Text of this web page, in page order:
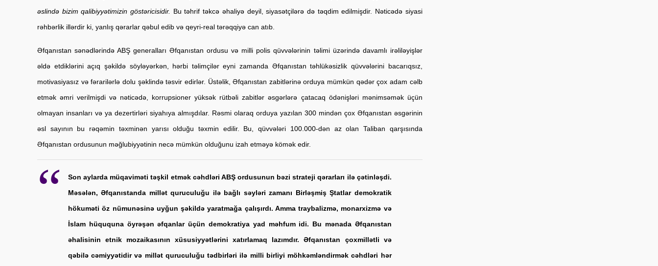
əslində bizim qalibiyyətimizin göstəricisidir.
Bu təhrif təkcə əhaliyə deyil, siyasətçilərə də təqdim edilmişdir. Nəticədə siyasi
rəhbərlik illərdir ki, yanlış qərarlar qəbul edib və qeyri-real tərəqqiyə can atıb.
Əfqanıstan sənədlərində ABŞ generalları Əfqanıstan ordusu və milli polis qüvvələrinin təlimi üzərində davamlı irəliləyişlər
əldə etdiklərini açıq şəkildə söyləyərkən, hərbi təlimçilər eyni zamanda Əfqanıstan təhlükəsizlik qüvvələrini bacarıqsız,
motivasiyasız və fərarilərlə dolu şəklində təsvir edirlər. Üstəlik, Əfqanıstan zabitlərinə orduya mümkün qədər çox adam cəlb
etmək əmri verilmişdi və nəticədə, korrupsioner yüksək rütbəli zabitlər əsgərlərə çatacaq ödənişləri mənimsəmək üçün
olmayan insanları və ya dezertirləri siyahıya almışdılar. Rəsmi olaraq orduya yazılan 300 mindən çox Əfqanıstan əsgərinin
əsl sayının bu rəqəmin təxminən yarısı olduğu təxmin edilir. Bu, qüvvələri 100.000-dən az olan Taliban qarşısında
Əfqanıstan ordusunun məğlubiyyətinin necə mümkün olduğunu izah etməyə kömək edir.
Son aylarda müqaviməti təşkil etmək cəhdləri ABŞ ordusunun bəzi strateji qərarları ilə çətinləşdi.
Məsələn, Əfqanıstanda millət quruculuğu ilə bağlı səyləri zamanı Birləşmiş Ştatlar demokratik
hökuməti öz nümunəsinə uyğun şəkildə yaratmağa çalışırdı. Amma traybalizmə, monarxizmə və
İslam hüququna öyrəşən əfqanlar üçün demokratiya yad məhfum idi. Bu mənada Əfqanıstan
əhalisinin etnik mozaikasının xüsusiyyətlərini xatırlamaq lazımdır. Əfqanıstan çoxmillətli və
qəbilə cəmiyyətidir və millət quruculuğu tədbirləri ilə milli birliyi möhkəmləndirmək cəhdləri hər